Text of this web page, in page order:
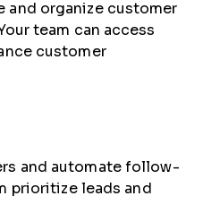
and organize customer
team can access
customer
and automate follow-
prioritize leads and